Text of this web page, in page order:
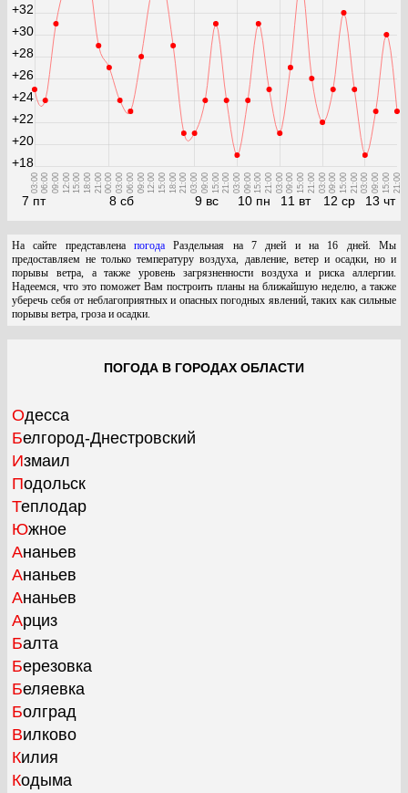
7 пт
03:0006:00 09:00 12:0015:00 18:00 21:00
8 сб
00:00 03:00 06:00 09:0012:00 15:00 18:0021:00
9 вс
03:00 09:00 15:0021:00
10 пн
03:00 09:0015:00 21:00
11 вт
03:0009:00 15:00 21:00
12 ср
03:0009:00 15:00 21:00
13 чт
03:00 09:00 15:00 21:00
+18
+20
+22
+24
+26
+28
+30
+32
На сайте представлена погода Раздельная на 7 дней и на 16 дней. Мы
предоставляем не только температуру воздуха, давление, ветер и осадки, но и
порывы ветра, а также уровень загрязненности воздуха и риска аллергии.
Надеемся, что это поможет Вам построить планы на ближайшую неделю, а также
уберечь себя от неблагоприятных и опасных погодных явлений, таких как сильные
порывы ветра, гроза и осадки.
ПОГОДА В ГОРОДАХ ОБЛАСТИ
Одесса
Белгород-Днестровский
Измаил
Подольск
Теплодар
Южное
Ананьев
Ананьев
Ананьев
Арциз
Балта
Березовка
Беляевка
Болград
Вилково
Килия
Кодыма